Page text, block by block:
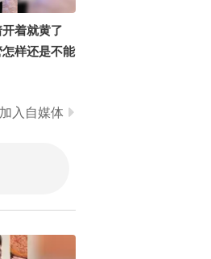
着就黄了
怎样还是不能
加入自媒体